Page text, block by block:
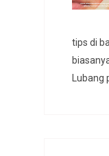
tips di
Lubang